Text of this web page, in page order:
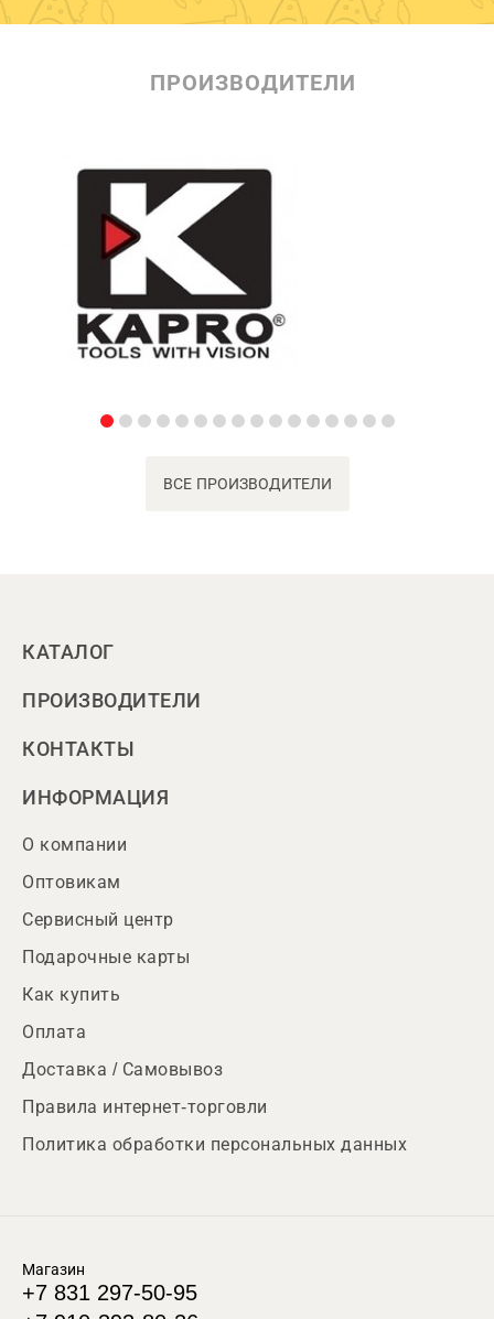
ПРОИЗВОДИТЕЛИ
ВСЕ ПРОИЗВОДИТЕЛИ
КАТАЛОГ
ПРОИЗВОДИТЕЛИ
КОНТАКТЫ
ИНФОРМАЦИЯ
О компании
Оптовикам
Сервисный центр
Подарочные карты
Как купить
Оплата
Доставка / Самовывоз
Правила интернет-торговли
Политика обработки персональных данных
Магазин
+7 831 297-50-95